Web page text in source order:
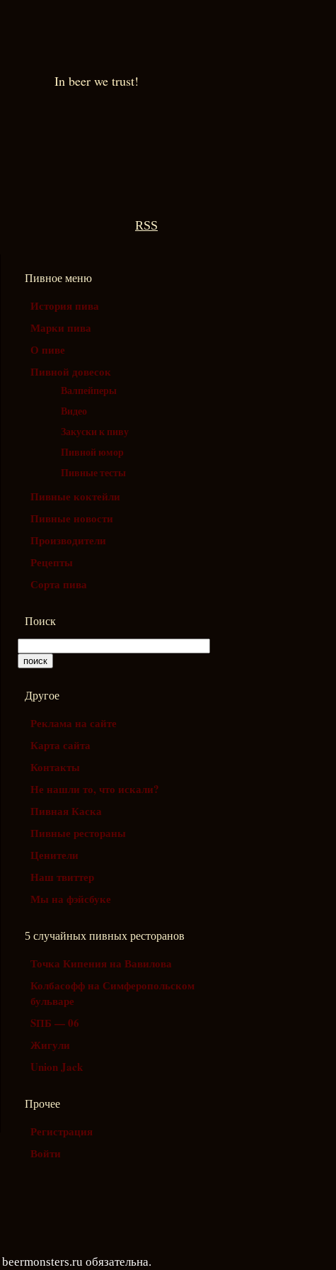
In beer we trust!
RSS
Пивное меню
История пива
Марки пива
О пиве
Пивной довесок
Валпейперы
Видео
Закуски к пиву
Пивной юмор
Пивные тесты
Пивные коктейли
Пивные новости
Производители
Рецепты
Сорта пива
Поиск
Другое
Реклама на сайте
Карта сайта
Контакты
Не нашли то, что искали?
Пивная Каска
Пивные рестораны
Ценители
Наш твиттер
Мы на фэйсбуке
5 случайных пивных ресторанов
Точка Кипения на Вавилова
Колбасофф на Симферопольском
бульваре
SПБ — 06
Жигули
Union Jack
Прочее
Регистрация
Войти
beermonsters.ru обязательна.